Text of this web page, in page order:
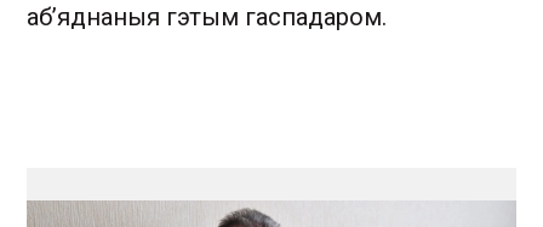
аб’яднаныя гэтым гаспадаром.